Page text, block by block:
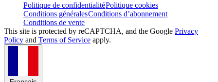
Politique de confidentialitéPolitique cookies
Conditions généralesConditions d’abonnement
Conditions de vente
This site is protected by reCAPTCHA, and the Google Privacy
Policy and Terms of Service apply.